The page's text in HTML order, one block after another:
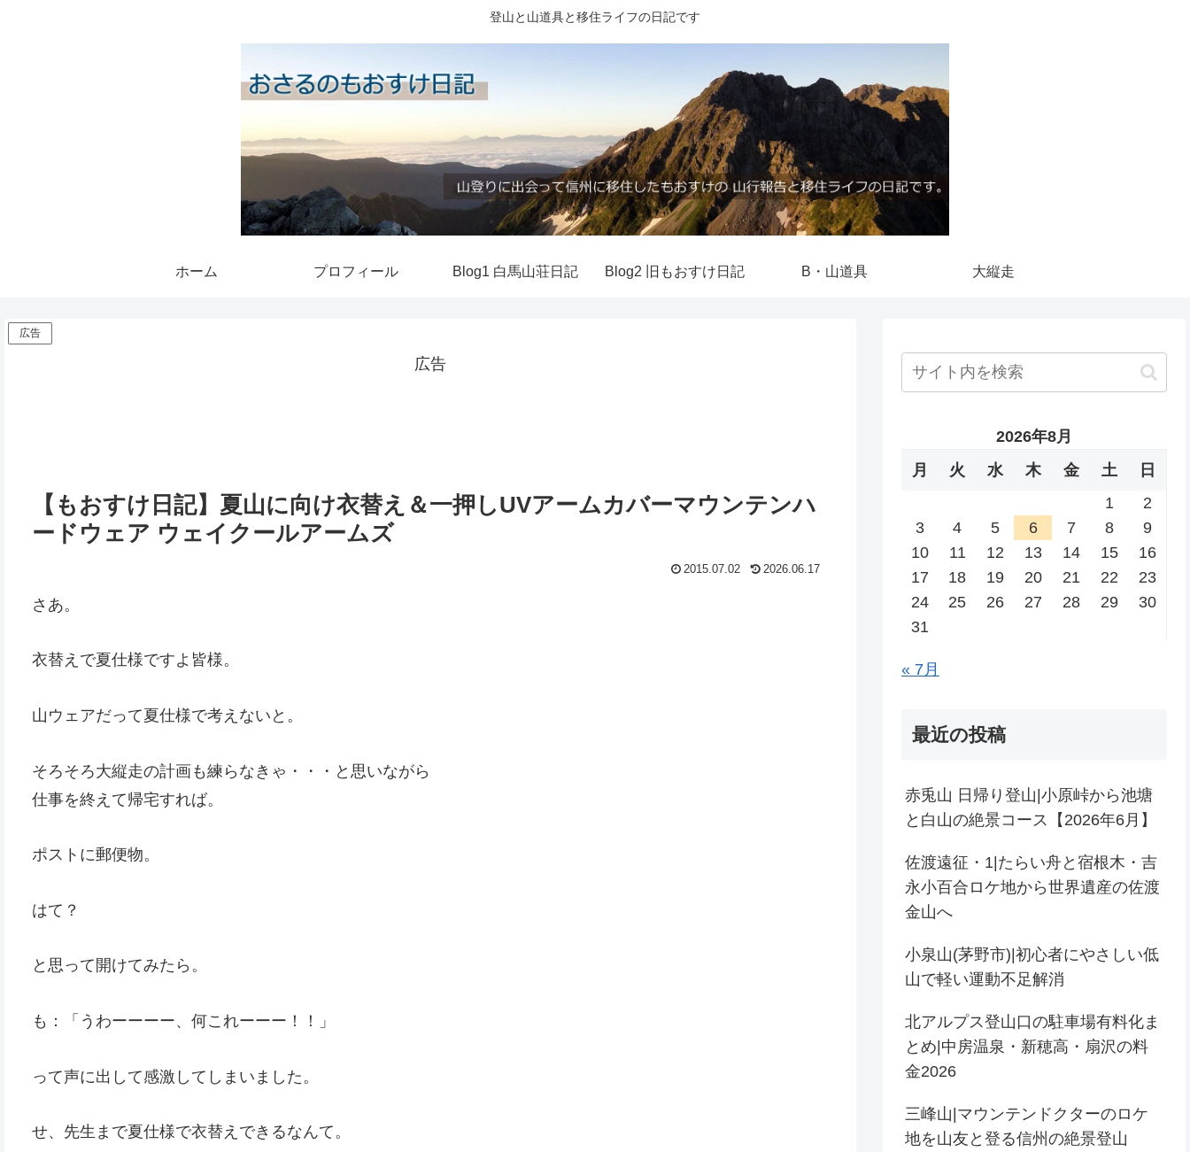
登山と山道具と移住ライフの日記です
ホーム プロフィール Blog1 白馬山荘日記 Blog2 旧もおすけ日記 B・山道具 大縦走
広告
広告
【もおすけ日記】夏山に向け衣替え＆一押しUVアームカバーマウンテンハ
ードウェア ウェイクールアームズ
2015.07.02 2026.06.17
さあ。
衣替えで夏仕様ですよ皆様。
山ウェアだって夏仕様で考えないと。
そろそろ大縦走の計画も練らなきゃ・・・と思いながら
仕事を終えて帰宅すれば。
ポストに郵便物。
はて？
と思って開けてみたら。
も：「うわーーーー、何これーーー！！」
って声に出して感激してしまいました。
せ、先生まで夏仕様で衣替えできるなんて。
2026年8月
月
火 水 木 金 土
日
1
2
3
4 5 6 7 8
9
10
11 12 13 14 15
16
17
18 19 20 21 22
23
24
25 26 27 28 29
30
31
« 7月
最近の投稿
赤兎山 日帰り登山|小原峠から池塘
と白山の絶景コース【2026年6月】
佐渡遠征・1|たらい舟と宿根木・吉
永小百合ロケ地から世界遺産の佐渡
金山へ
小泉山(茅野市)|初心者にやさしい低
山で軽い運動不足解消
北アルプス登山口の駐車場有料化ま
とめ|中房温泉・新穂高・扇沢の料
金2026
三峰山|マウンテンドクターのロケ
地を山友と登る信州の絶景登山